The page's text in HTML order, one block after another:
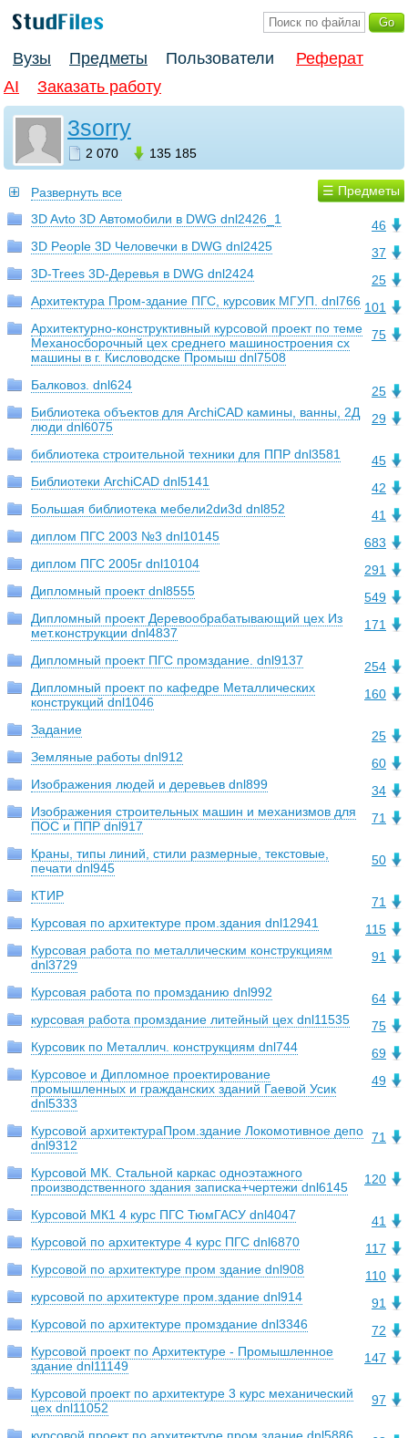
Вузы Предметы Пользователи
Реферат
AI
Заказать работу
3sorry
2 070 135 185
☰ Предметы
Развернуть все
46
3D Avto 3D Автомобили в DWG dnl2426_1
37
3D People 3D Человечки в DWG dnl2425
25
3D-Trees 3D-Деревья в DWG dnl2424
101
Архитектура Пром-здание ПГС, курсовик МГУП. dnl766
75
Архитектурно-конструктивный курсовой проект по теме
Механосборочный цех среднего машиностроения сх
машины в г. Кисловодске Промыш dnl7508
25
Балковоз. dnl624
29
Библиотека объектов для ArchiCAD камины, ванны, 2Д
люди dnl6075
45
библиотека строительной техники для ППР dnl3581
42
Библиотеки ArchiCAD dnl5141
41
Большая библиотека мебели2dи3d dnl852
683
диплом ПГС 2003 №3 dnl10145
291
диплом ПГС 2005г dnl10104
549
Дипломный проект dnl8555
171
Дипломный проект Деревообрабатывающий цеx Из
мет.конструкции dnl4837
254
Дипломный проект ПГС промздание. dnl9137
160
Дипломный проект по кафедре Металлических
конструкций dnl1046
25
Задание
60
Земляные работы dnl912
34
Изображения людей и деревьев dnl899
71
Изображения строительных машин и механизмов для
ПОС и ППР dnl917
50
Краны, типы линий, стили размерные, текстовые,
печати dnl945
71
КТИР
115
Курсовая по архитектуре пром.здания dnl12941
91
Курсовая работа по металлическим конструкциям
dnl3729
64
Курсовая работа по промзданию dnl992
75
курсовая работа промздание литейный цех dnl11535
69
Курсовик по Металлич. конструкциям dnl744
49
Курсовое и Дипломное проектирование
промышленных и гражданских зданий Гаевой Усик
dnl5333
71
Курсовой архитектураПром.здание Локомотивное депо
dnl9312
120
Курсовой МК. Стальной каркас одноэтажного
производственного здания записка+чертежи dnl6145
41
Курсовой МК1 4 курс ПГС ТюмГАСУ dnl4047
117
Курсовой по архитектуре 4 курс ПГС dnl6870
110
Курсовой по архитектуре пром здание dnl908
91
курсовой по архитектуре пром.здание dnl914
72
Курсовой по архитектуре промздание dnl3346
147
Курсовой проект по Архитектуре - Промышленное
здание dnl11149
97
Курсовой проект по архитектуре 3 курс механический
цех dnl11052